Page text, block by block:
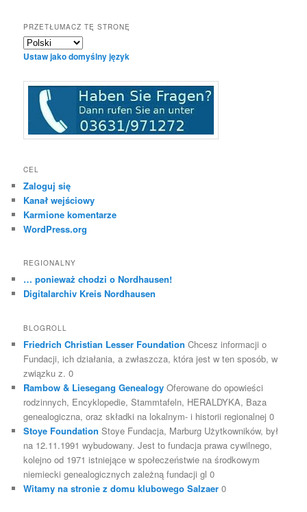
PRZETŁUMACZ TĘ STRONĘ
Ustaw jako domyślny język
CEL
Zaloguj się
Kanał wejściowy
Karmione komentarze
WordPress.org
REGIONALNY
… ponieważ chodzi o Nordhausen!
Digitalarchiv Kreis Nordhausen
BLOGROLL
Friedrich Christian Lesser Foundation Chcesz informacji o
Fundacji, ich działania, a zwłaszcza, która jest w ten sposób, w
związku z. 0
Rambow & Liesegang Genealogy Oferowane do opowieści
rodzinnych, Encyklopedie, Stammtafeln, HERALDYKA, Baza
genealogiczna, oraz składki na lokalnym- i historii regionalnej 0
Stoye Foundation Stoye Fundacja, Marburg Użytkowników, był
na 12.11.1991 wybudowany. Jest to fundacja prawa cywilnego,
kolejno od 1971 istniejące w społeczeństwie na środkowym
niemiecki genealogicznych zależną fundacji gl 0
Witamy na stronie z domu klubowego Salzaer 0